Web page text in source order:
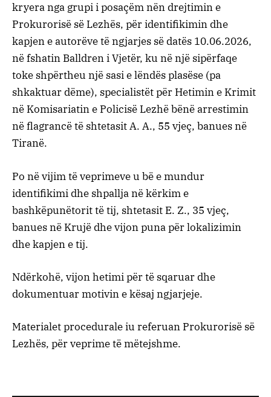
kryera nga grupi i posaçëm nën drejtimin e
Prokurorisë së Lezhës, për identifikimin dhe
kapjen e autorëve të ngjarjes së datës 10.06.2026,
në fshatin Balldren i Vjetër, ku në një sipërfaqe
toke shpërtheu një sasi e lëndës plasëse (pa
shkaktuar dëme), specialistët për Hetimin e Krimit
në Komisariatin e Policisë Lezhë bënë arrestimin
në flagrancë të shtetasit A. A., 55 vjeç, banues në
Tiranë.
Po në vijim të veprimeve u bë e mundur
identifikimi dhe shpallja në kërkim e
bashkëpunëtorit të tij, shtetasit E. Z., 35 vjeç,
banues në Krujë dhe vijon puna për lokalizimin
dhe kapjen e tij.
Ndërkohë, vijon hetimi për të sqaruar dhe
dokumentuar motivin e kësaj ngjarjeje.
Materialet procedurale iu referuan Prokurorisë së
Lezhës, për veprime të mëtejshme.